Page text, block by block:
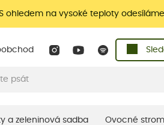
S ohledem na vysoké teploty
a zeleninová sadba Ovocné